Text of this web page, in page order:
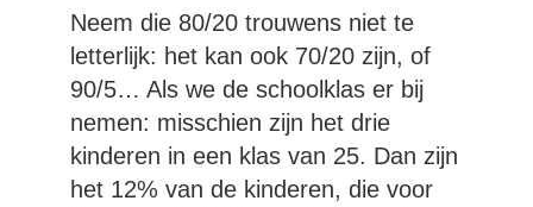
Neem die 80/20 trouwens niet te
letterlijk: het kan ook 70/20 zijn, of
90/5… Als we de schoolklas er bij
nemen: misschien zijn het drie
kinderen in een klas van 25. Dan zijn
het 12% van de kinderen, die voor